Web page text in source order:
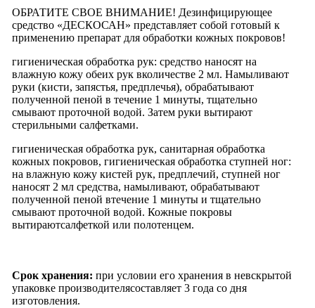
ОБРАТИТЕ СВОЕ ВНИМАНИЕ! Дезинфицирующее
средство «ДЕСКОСАН» представляет собой готовый к
применению препарат для обработки кожных покровов!
гигиеническая обработка рук: средство наносят на
влажную кожу обеих рук вколичестве 2 мл. Намыливают
руки (кисти, запястья, предплечья), обрабатывают
полученной пеной в течение 1 минуты, тщательно
смывают проточной водой. Затем руки вытирают
стерильными салфетками.
гигиеническая обработка рук, санитарная обработка
кожных покровов, гигиеническая обработка ступней ног:
на влажную кожу кистей рук, предплечий, ступней ног
наносят 2 мл средства, намыливают, обрабатывают
полученной пеной втечение 1 минуты и тщательно
смывают проточной водой. Кожные покровы
вытираютсалфеткой или полотенцем.
Срок хранения: при условии его хранения в невскрытой
упаковке производителясоставляет 3 года со дня
изготовления.